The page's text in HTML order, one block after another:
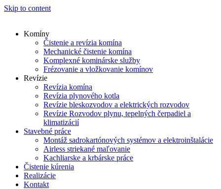
Skip to content
Komíny
Čistenie a revízia komína
Mechanické čistenie komína
Komplexné kominárske služby
Frézovanie a vložkovanie komínov
Revízie
Revízia komína
Revízia plynového kotla
Revízie bleskozvodov a elektrických rozvodov
Revízie Rozvodov plynu, tepelných čerpadiel a
klimatizácií
Stavebné práce
Montáž sadrokartónových systémov a elektroinštalácie
Airless striekané maľovanie
Kachliarske a krbárske práce
Čistenie kúrenia
Realizácie
Kontakt